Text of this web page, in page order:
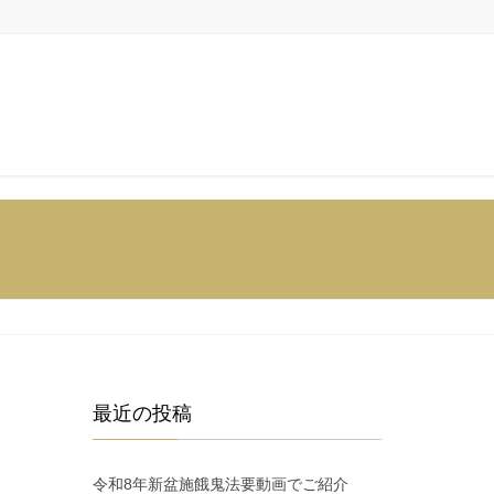
最近の投稿
令和8年新盆施餓鬼法要動画でご紹介